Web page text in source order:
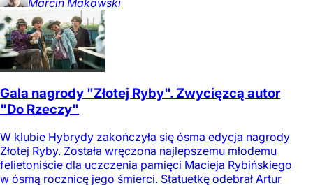
Gala nagrody "Złotej Ryby". Zwycięzcą autor
"Do Rzeczy"
W klubie Hybrydy zakończyła się ósma edycja nagrody
Złotej Ryby. Została wręczona najlepszemu młodemu
felietoniście dla uczczenia pamięci Macieja Rybińskiego
w ósmą rocznicę jego śmierci. Statuetkę odebrał Artur